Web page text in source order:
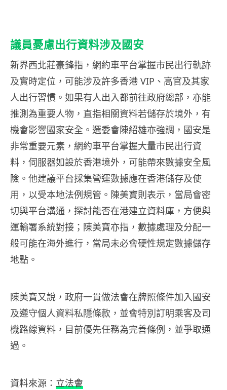
議員憂慮出行資料涉及國安
新界西北莊豪鋒指，網約車平台掌握市民出行軌跡
及實時定位，可能涉及許多香港 VIP、高官及其家
人出行習慣。如果有人出入都前往政府總部，亦能
推測為重要人物，直指相關資料若儲存於境外，有
機會影響國家安全。選委會陳紹雄亦強調，國安是
非常重要元素，網約車平台掌握大量市民出行資
料，伺服器如設於香港境外，可能帶來數據安全風
險。他建議平台採集營運數據應在香港儲存及使
用，以受本地法例規管。陳美寶則表示，當局會密
切與平台溝通，探討能否在港建立資料庫，方便與
運輸署系統對接；陳美寶亦指，數據處理及分配一
般可能在海外進行，當局未必會硬性規定數據儲存
地點。
陳美寶又說，政府一貫做法會在牌照條件加入國安
及遵守個人資料私隱條款，並會特別訂明乘客及司
機路線資料，目前優先任務為完善條例，並爭取通
過。
資料來源： 立法會